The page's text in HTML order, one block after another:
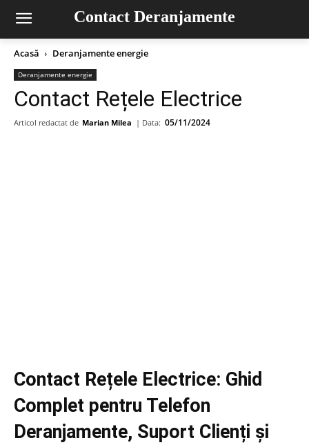
Contact Deranjamente
Acasă Deranjamente energie
Deranjamente energie
Contact Rețele Electrice
Articol redactat de Marian Milea | Data: 05/11/2024
Contact Rețele Electrice: Ghid
Complet pentru Telefon
Deranjamente, Suport Clienți și